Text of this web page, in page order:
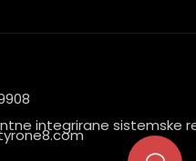
integrirane sistemske